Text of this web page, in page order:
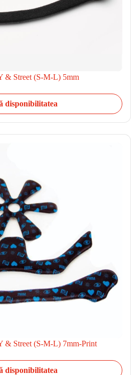
& Street (S-M-L) 5mm
disponibilitatea
& Street (S-M-L) 7mm-Print
disponibilitatea